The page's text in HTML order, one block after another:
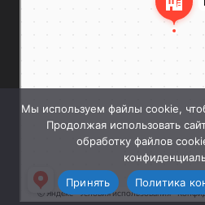
Мы используем файлы cookie,
Продолжая использовать
обработку файлов
Принять
Политика